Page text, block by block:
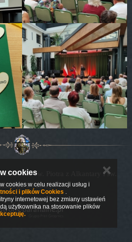
św. Piotra z Alkantary i św.
z Padwy
cookies
cookies w celu realizacji usług i
i plików Cookies .
internetowej bez zmiany ustawień
użytkownika na stosowanie plików
✕